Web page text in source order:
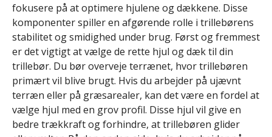
fokusere på at optimere hjulene og dækkene. Disse
komponenter spiller en afgørende rolle i trillebørens
stabilitet og smidighed under brug. Først og fremmest
er det vigtigt at vælge de rette hjul og dæk til din
trillebør. Du bør overveje terrænet, hvor trillebøren
primært vil blive brugt. Hvis du arbejder på ujævnt
terræn eller på græsarealer, kan det være en fordel at
vælge hjul med en grov profil. Disse hjul vil give en
bedre trækkraft og forhindre, at trillebøren glider